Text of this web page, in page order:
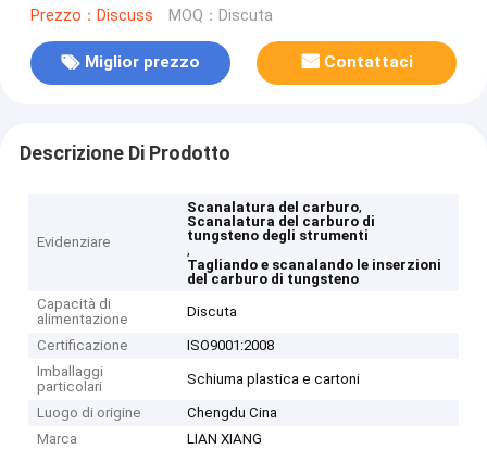
inserzioni
Prezzo：Discuss MOQ：Discuta
Miglior prezzo Contattaci
Descrizione Di Prodotto
Evidenziare
Scanalatura del carburo,
Scanalatura del carburo di
tungsteno degli strumenti
,
Tagliando e scanalando le inserzioni
del carburo di tungsteno
Capacità di
alimentazione
Discuta
Certificazione
ISO9001:2008
Imballaggi
particolari
Schiuma plastica e cartoni
Luogo di origine
Chengdu Cina
Marca
LIAN XIANG